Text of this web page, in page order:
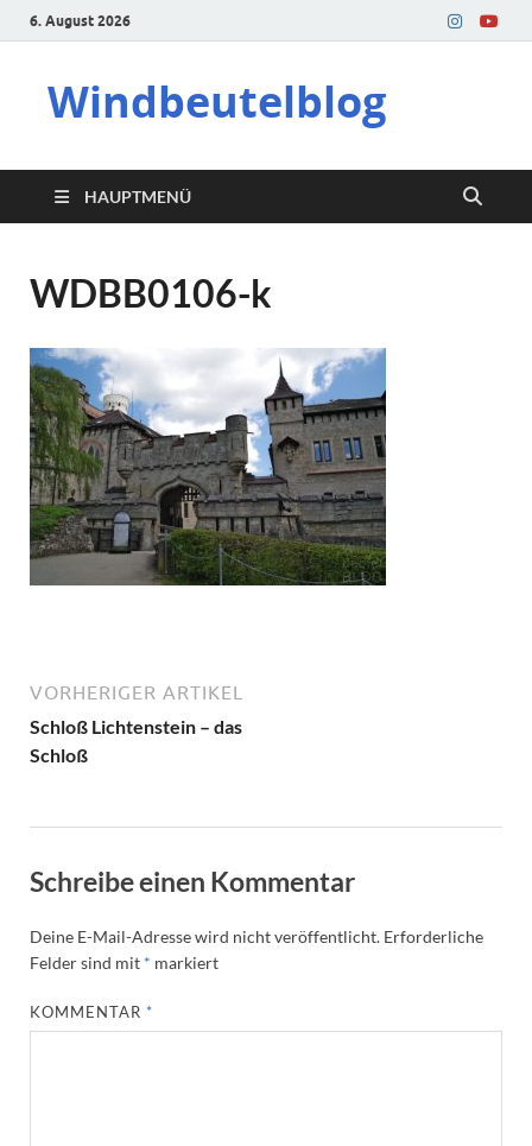
6. August 2026
Windbeutelblog
HAUPTMENÜ
WDBB0106-k
VORHERIGER ARTIKEL
Schloß Lichtenstein – das
Schloß
Schreibe einen Kommentar
Deine E-Mail-Adresse wird nicht veröffentlicht. Erforderliche
Felder sind mit * markiert
KOMMENTAR *